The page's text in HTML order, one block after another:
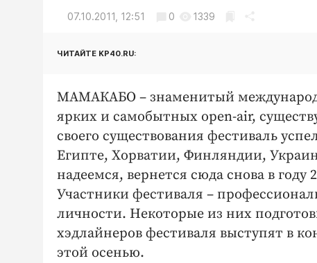
07.10.2011, 12:51 0 1339
ЧИТАЙТЕ KP40.RU:
МАМАКАБО – знаменитый
ярких и самобытных open-air,
своего существования фестиваль
Египте, Хорватии, Финляндии,
надеемся, вернется сюда снова в году
Участники фестиваля –
личности. Некоторые из них
хэдлайнеров фестиваля выступят в
этой осенью.